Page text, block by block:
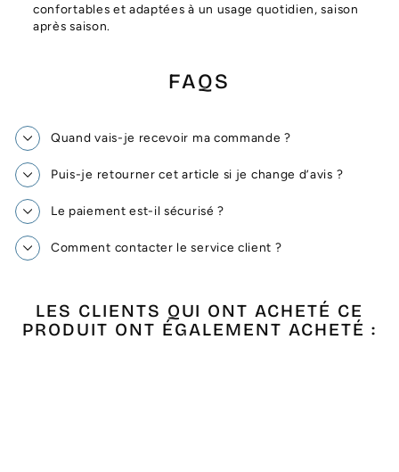
confortables et adaptées à un usage quotidien, saison
après saison.
FAQS
Quand vais-je recevoir ma commande ?
Puis-je retourner cet article si je change d’avis ?
Le paiement est-il sécurisé ?
Comment contacter le service client ?
LES CLIENTS QUI ONT ACHETÉ CE
PRODUIT ONT ÉGALEMENT ACHETÉ :